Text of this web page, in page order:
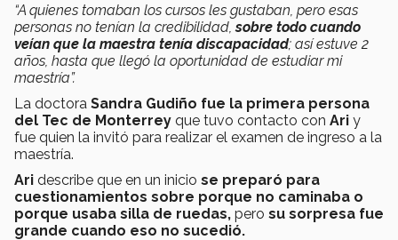
“A quienes tomaban los cursos les gustaban, pero esas
personas no tenían la credibilidad,sobre todo cuando
veían que la maestra tenía discapacidad; así estuve 2
años, hasta que llegó la oportunidad de estudiar mi
maestría”.
La doctora Sandra Gudiño fue la primera persona
del Tec de Monterrey que tuvo contacto con Ari y
fue quien la invitó para realizar el examen de ingreso a la
maestría.
Ari describe que en un inicio se preparó para
cuestionamientos sobre porque no caminaba o
porque usaba silla de ruedas, pero su sorpresa fue
grande cuando eso no sucedió.